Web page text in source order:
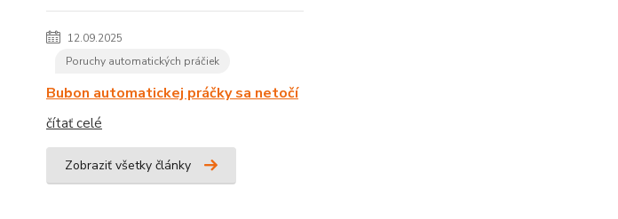
12.09.2025
Poruchy automatických práčiek
Bubon automatickej práčky sa netočí
čítať celé
Zobraziť všetky články